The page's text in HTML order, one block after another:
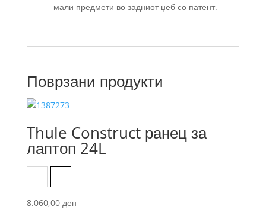
мали предмети во задниот џеб со патент.
Поврзани продукти
Thule Construct ранец за
лаптоп 24L
8.060,00 ден